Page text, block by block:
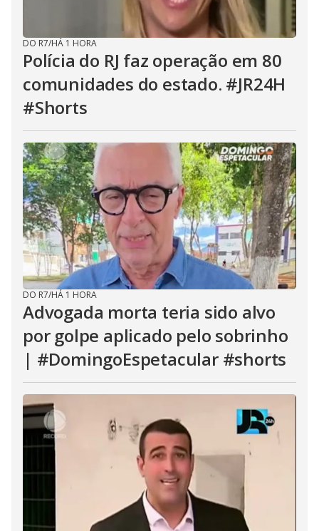
DO R7/HÁ 1 HORA
Polícia do RJ faz operação em 80
comunidades do estado. #JR24H
#Shorts
DO R7/HÁ 1 HORA
Advogada morta teria sido alvo
por golpe aplicado pelo sobrinho
| #DomingoEspetacular #shorts